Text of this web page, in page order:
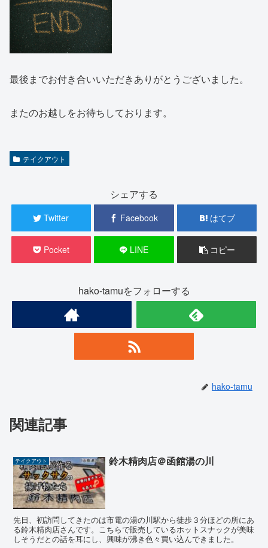
最後までお付き合いいただきありがとうございました。
またのお越しをお待ちしております。
テイクアウト
シェアする
Twitter Facebook はてブ
Pocket LINE コピー
hako-tamuをフォローする
hako-tamu
関連記事
テイクアウト 鈴木精肉店＠函館湯の川
先日、初訪問してきたのは市電の湯の川駅から徒歩３分ほどの所にあ
る鈴木精肉店さんです。こちらで販売しているホットスナックが美味
しそうだとの話を耳にし、興味が沸き色々買い込んできました。